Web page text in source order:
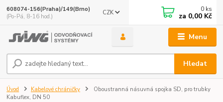
Menu
CZK
Hledat
608074-156(Praha)/149(Brno)
(Po-Pá, 8-16 hod.)
0 ks
za 0,00 Kč
Úvod Kabelové chráničky
Oboustranná násuvná spojka SD, pro trubky
Kabuflex, DN 50